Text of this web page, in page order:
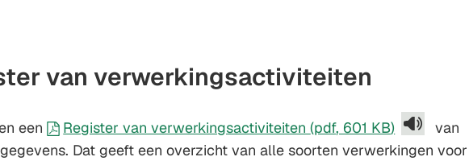
van verwerkingsactiviteiten
een Register van verwerkingsactiviteiten(pdf, 601 KB)
van
Dat geeft een overzicht van alle soorten verwerkingen voor